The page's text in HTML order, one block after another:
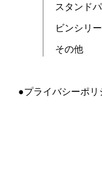
スタンド
ビンシリ
その他
プライバシーポリ